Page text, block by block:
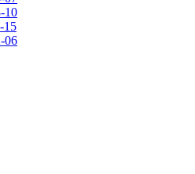
10
15
06